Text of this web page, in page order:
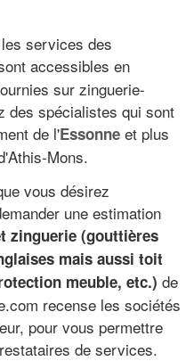
services des
accessibles en
sur zinguerie-
des spécialistes qui sont
de l'Essonne et plus
Mons.
vous désirez
une estimation
zinguerie (gouttières
mais aussi toit
meuble, etc.) de
recense les sociétés
pour vous permettre
de services.